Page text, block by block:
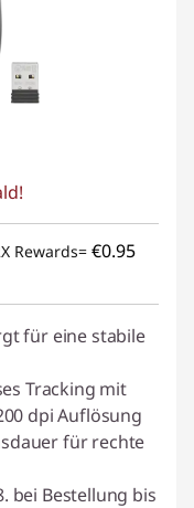
Rewards= €0.95
für eine stabile
Tracking mit
dpi Auflösung
für rechte
bei Bestellung bis